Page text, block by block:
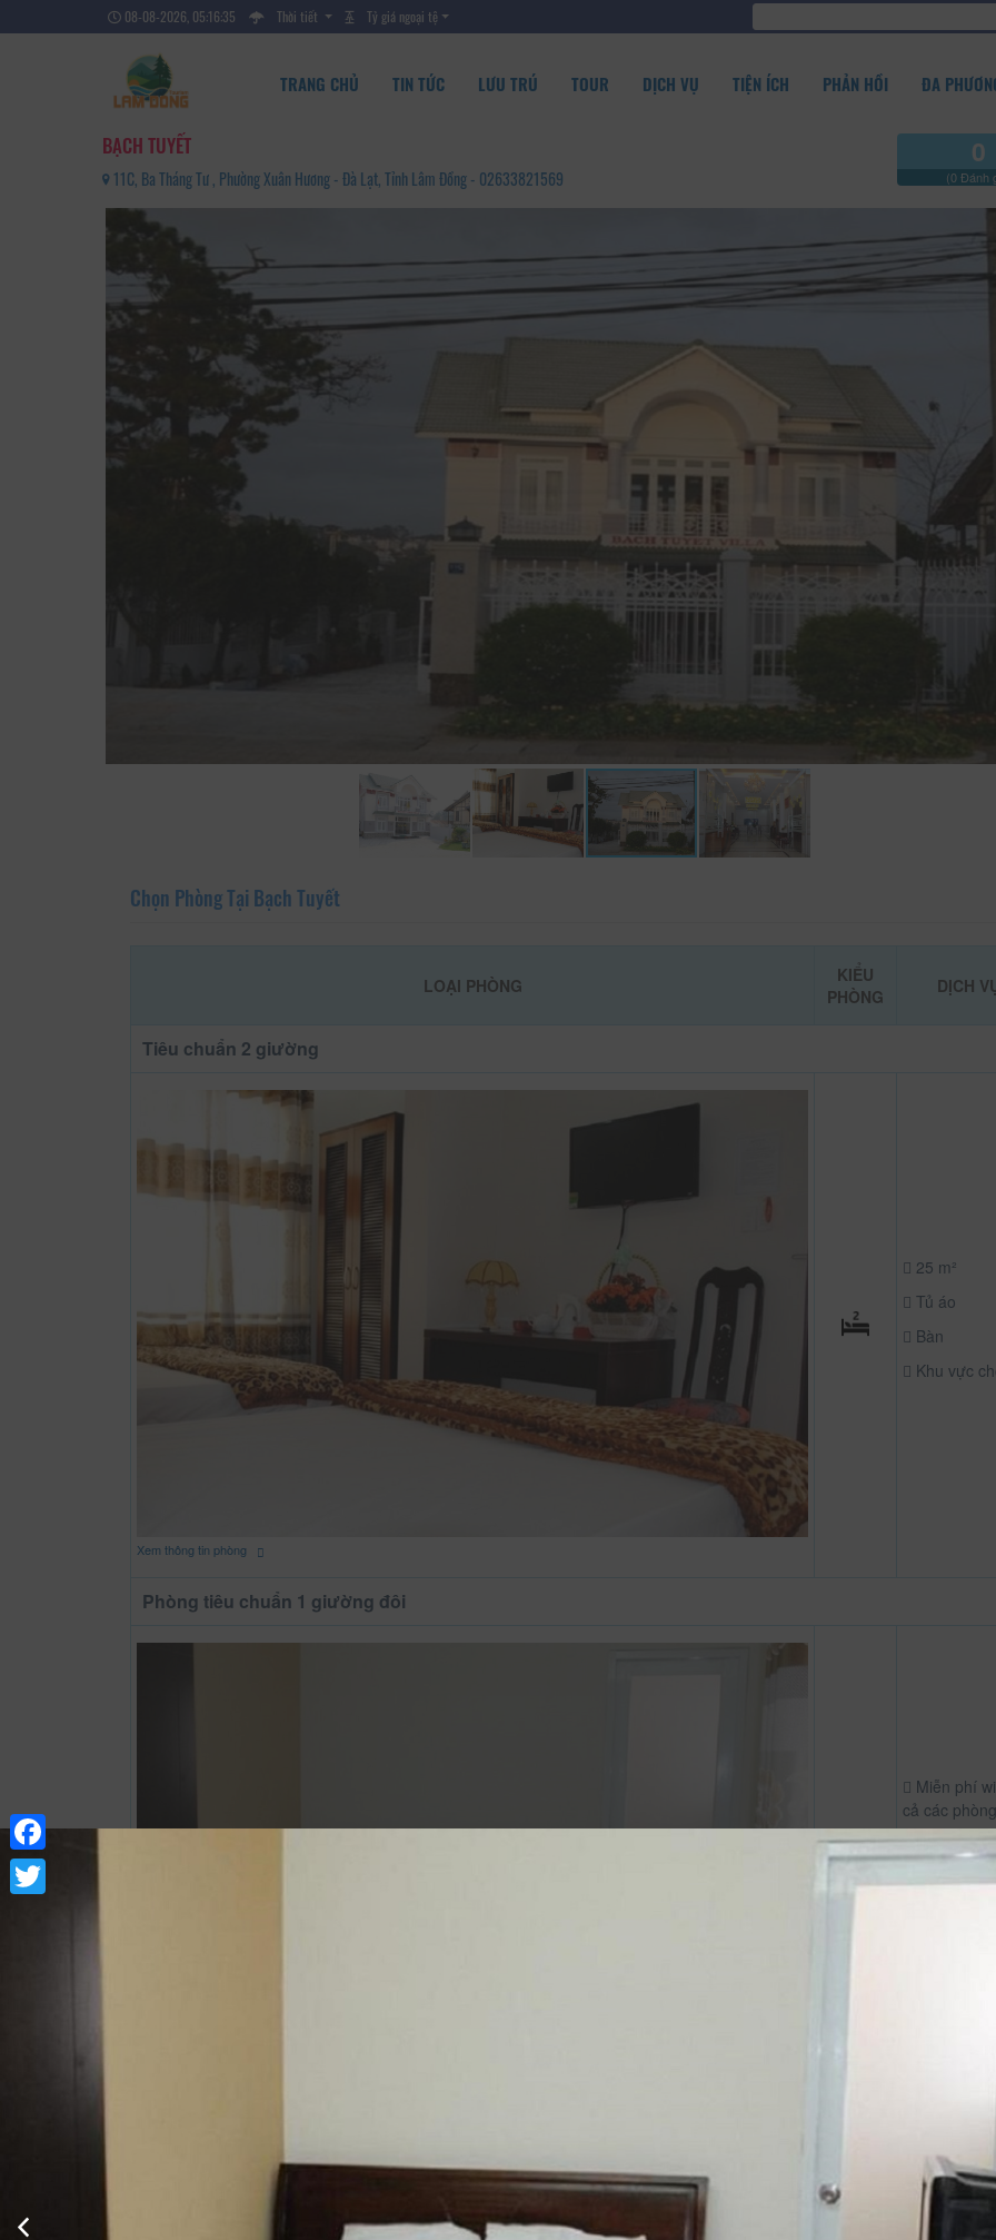
08-08-2026, 05:16:36 Thời tiết Tỷ giá ngoại tệ
TRANG CHỦ TIN TỨC LƯU TRÚ TOUR DỊCH VỤ TIỆN ÍCH PHẢN HỒI ĐA
BẠCH TUYẾT
11C, Ba Tháng Tư , Phường Xuân Hương - Đà Lạt, Tỉnh Lâm Đồng - 02633821569
0
(0 Đánh
Chọn Phòng Tại Bạch Tuyết
LOẠI PHÒNG
KIỂU
PHÒNG
DỊCH
Tiêu chuẩn 2 giường
Xem thông tin phòng
25 m²
Tủ áo
Bàn
Khu vực
Phòng tiêu chuẩn 1 giường đôi
Miễn phí
cả các phòng
Truyền
tinh/ cáp
Thông Tin Chi Tiết Của Bạch Tuyết
Facebook